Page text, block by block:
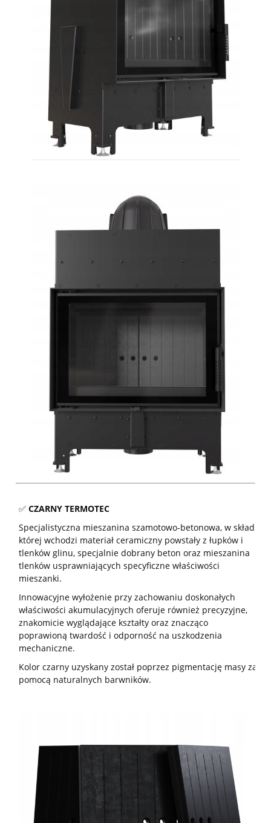
✅ CZARNY TERMOTEC
Specjalistyczna mieszanina szamotowo-betonowa, w skład
której wchodzi materiał ceramiczny powstały z łupków i
tlenków glinu, specjalnie dobrany beton oraz mieszanina
tlenków usprawniających specyficzne właściwości
mieszanki.
Innowacyjne wyłożenie przy zachowaniu doskonałych
właściwości akumulacyjnych oferuje również precyzyjne,
znakomicie wyglądające kształty oraz znacząco
poprawioną twardość i odporność na uszkodzenia
mechaniczne.
Kolor czarny uzyskany został poprzez pigmentację masy za
pomocą naturalnych barwników.